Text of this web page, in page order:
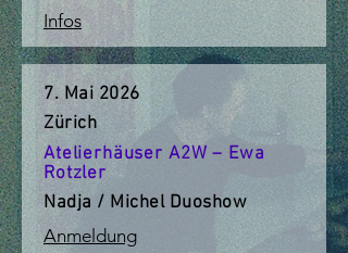
Infos
7. Mai 2026
Zürich
Atelierhäuser A2W – Ewa
Rotzler
Nadja / Michel Duoshow
Anmeldung